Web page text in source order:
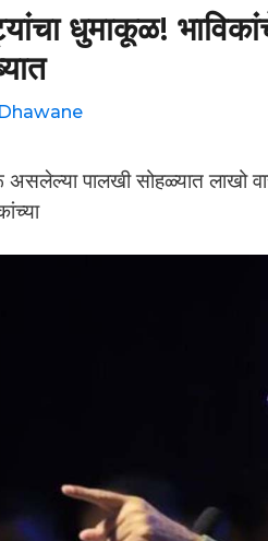
धुमाकूळ!
असलेल्या पालखी सोहळ्यात लाखो